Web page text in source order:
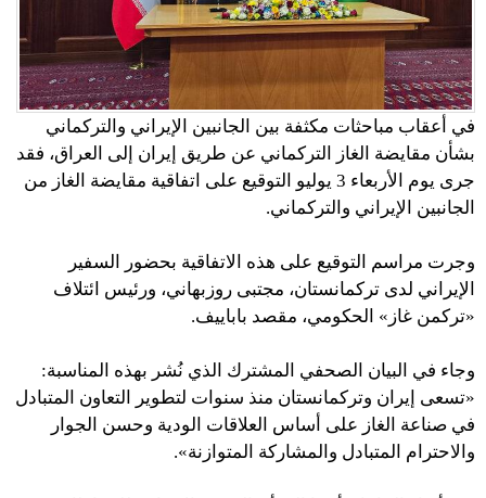
في أعقاب مباحثات مكثفة بين الجانبين الإيراني والتركماني
بشأن مقايضة الغاز التركماني عن طريق إيران إلى العراق، فقد
جرى يوم الأربعاء 3 يوليو التوقيع على اتفاقية مقايضة الغاز من
الجانبين الإيراني والتركماني.
وجرت مراسم التوقيع على هذه الاتفاقية بحضور السفير
الإيراني لدى تركمانستان، مجتبى روزبهاني، ورئيس ائتلاف
«تركمن غاز» الحكومي، مقصد باباييف.
وجاء في البيان الصحفي المشترك الذي نُشر بهذه المناسبة:
«تسعى إيران وتركمانستان منذ سنوات لتطوير التعاون المتبادل
في صناعة الغاز على أساس العلاقات الودية وحسن الجوار
والاحترام المتبادل والمشاركة المتوازنة».